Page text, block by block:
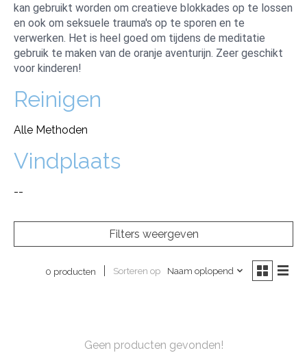
kan gebruikt worden om creatieve blokkades op te lossen
en ook om seksuele trauma's op te sporen en te
verwerken. Het is heel goed om tijdens de meditatie
gebruik te maken van de oranje aventurijn. Zeer geschikt
voor kinderen!
Reinigen
Alle Methoden
Vindplaats
--
Filters weergeven
0 producten Sorteren op Naam oplopend
Geen producten gevonden!